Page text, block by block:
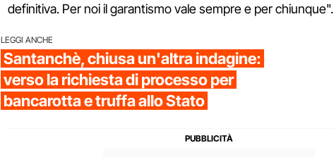
definitiva. Per noi il garantismo vale sempre e per chiunque".
LEGGI ANCHE
Santanchè, chiusa un'altra indagine:
verso la richiesta di processo per
bancarotta e truffa allo Stato